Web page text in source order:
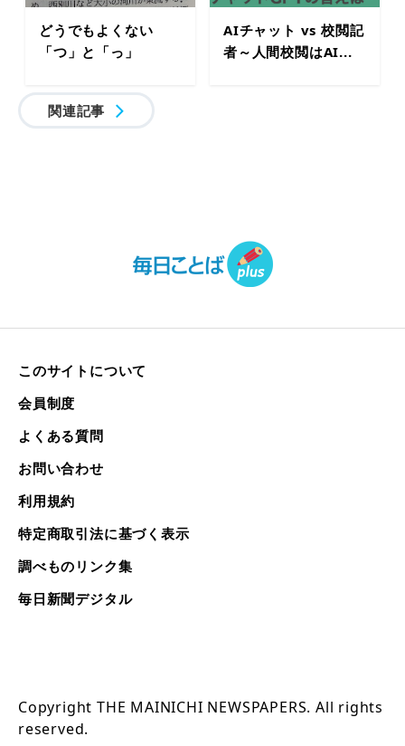
どうでもよくない
「つ」と「っ」
AIチャット vs 校閲記
者～人間校閲はAI...
関連記事
このサイトについて
会員制度
よくある質問
お問い合わせ
利用規約
特定商取引法に基づく表示
調べものリンク集
毎日新聞デジタル
Copyright THE MAINICHI NEWSPAPERS. All rights
reserved.